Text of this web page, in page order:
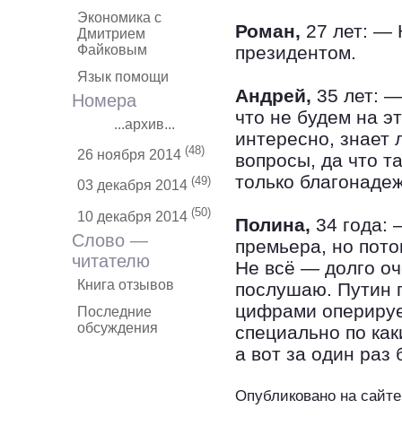
Экономика с
Дмитрием
Файковым
Язык помощи
Номера
...архив...
26 ноября 2014 (48)
03 декабря 2014 (49)
10 декабря 2014 (50)
Слово —
читателю
Книга отзывов
Последние
обсуждения
Роман, 27 лет: —
президентом.
Андрей, 35 лет:
что не будем на
интересно, знает
вопросы, да что
только
Полина, 34 года:
премьера, но
Не всё — долго
послушаю. Путин
цифрами
специально по
а вот за один раз
Опубликовано на